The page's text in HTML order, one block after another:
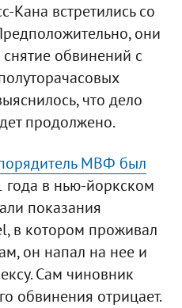
Кана встретились со
они
обвинений с
что дело
продолжено.
МВФ был
года в нью-йоркском
показания
в котором проживал
он напал на нее и
Сам чиновник
обвинения отрицает.